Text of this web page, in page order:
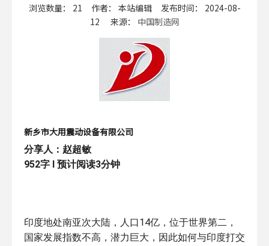
浏览数量： 21 作者： 本站编辑 发布时间： 2024-08-
12 来源： 中国制造网
["wechat","weibo","qzone","douban","email"]
新乡市大用震动设备有限公司
分享人：赵超敏
952字 l 预计阅读3分钟
印度地处南亚次大陆，人口14亿，位于世界第二，
国家发展指数不高，潜力巨大，因此如何与印度打交